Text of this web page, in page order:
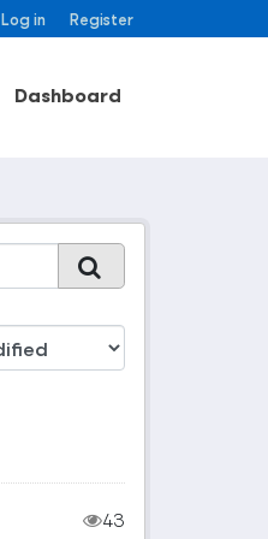
Log in Register
Dashboard
43